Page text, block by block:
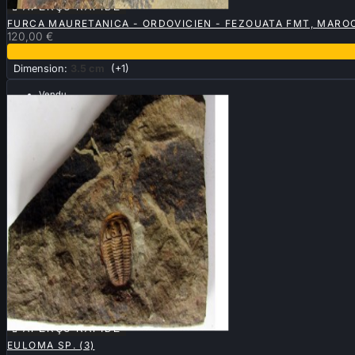
 APERÇU RAPIDE
FURCA MAURETANICA - ORDOVICIEN - FEZOUATA FMT,
120,00 €
Dimension: 3.5 cm (+1)
Vendu
 APERÇU RAPIDE
EULOMA SP. (3)